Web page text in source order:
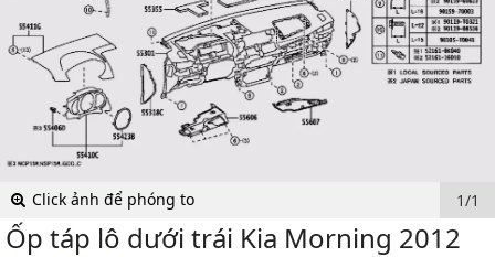
Click ảnh để phóng to 1/1
Ốp táp lô dưới trái Kia Morning 2012